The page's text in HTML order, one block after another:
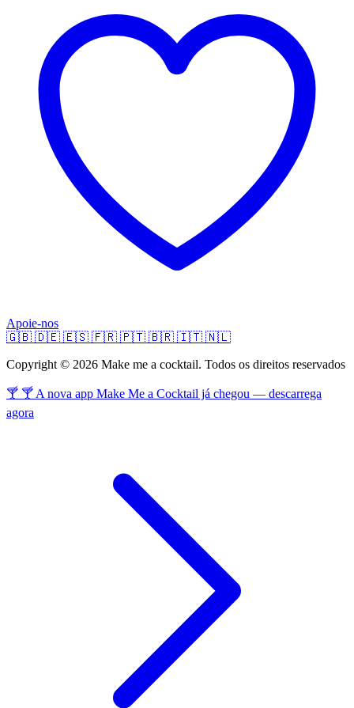
Apoie-nos
🇬🇧 🇩🇪 🇪🇸 🇫🇷 🇵🇹 🇧🇷 🇮🇹 🇳🇱
Copyright © 2026 Make me a cocktail. Todos os direitos reservados
🍸 🍸 A nova app Make Me a Cocktail já chegou — descarrega
agora